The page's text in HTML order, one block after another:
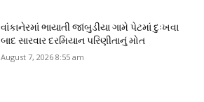
વાંકાનેરમાં ભાયાતી જાંબુડીયા ગામે પેટમાં દુઃખવા
બાદ સારવાર દરમિયાન પરિણીતાનું મોત
August 7, 2026 8:55 am